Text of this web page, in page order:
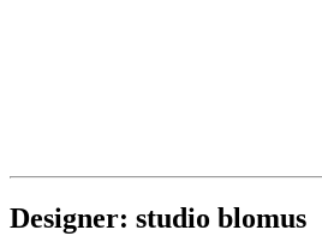
Designer: studio blomus